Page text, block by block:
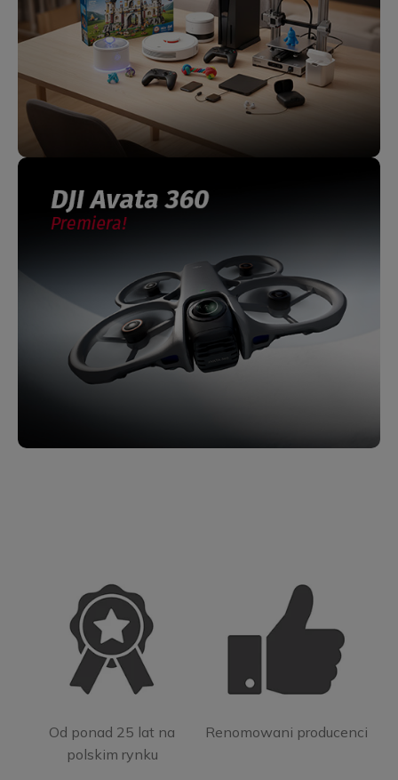
Od ponad 25 lat na
polskim rynku
Renomowani producenci